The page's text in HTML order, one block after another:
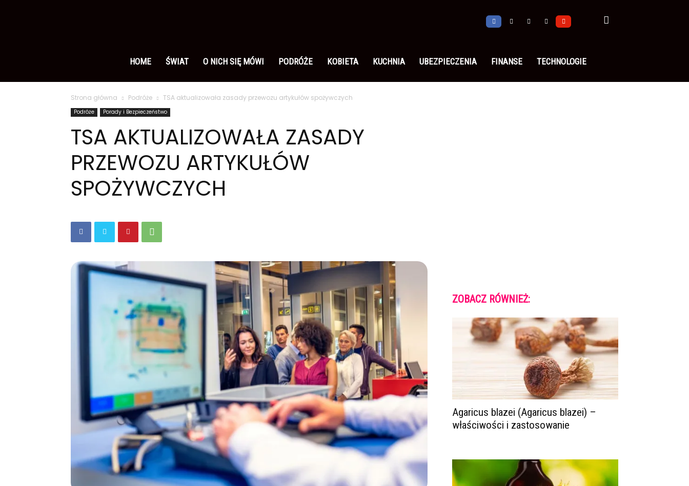
polsku
HOME ŚWIAT O NICH SIĘ MÓWI PODRÓŻE KOBIETA KUCHNIA UBEZPIECZENIA FINANSE TECHNOLOGIE
Strona główna Podróże TSA aktualizowała zasady przewozu artykułów spożywczych
Podróże Porady i Bezpieczeństwo
TSA AKTUALIZOWAŁA ZASADY
PRZEWOZU ARTYKUŁÓW
SPOŻYWCZYCH
ZOBACZ RÓWNIEŻ:
Agaricus blazei (Agaricus blazei) –
właściwości i zastosowanie